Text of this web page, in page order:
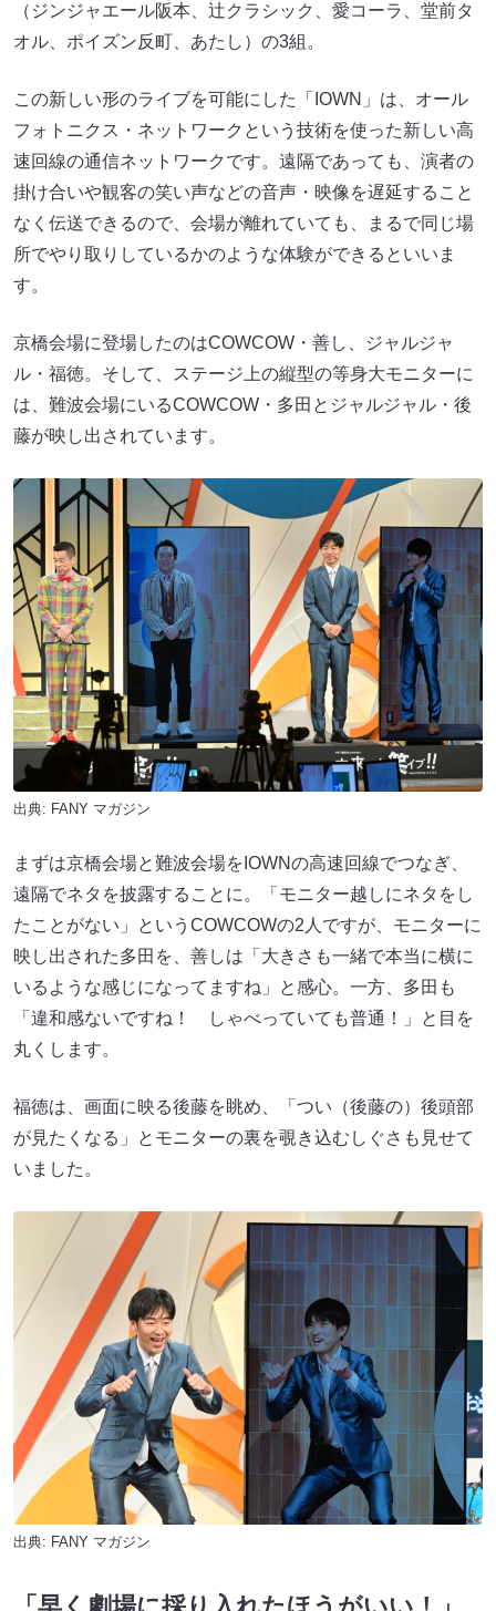
（ジンジャエール阪本、辻クラシック、愛コーラ、堂前タ
オル、ポイズン反町、あたし）の3組。
この新しい形のライブを可能にした「IOWN」は、オール
フォトニクス・ネットワークという技術を使った新しい高
速回線の通信ネットワークです。遠隔であっても、演者の
掛け合いや観客の笑い声などの音声・映像を遅延すること
なく伝送できるので、会場が離れていても、まるで同じ場
所でやり取りしているかのような体験ができるといいま
す。
京橋会場に登場したのはCOWCOW・善し、ジャルジャ
ル・福徳。そして、ステージ上の縦型の等身大モニターに
は、難波会場にいるCOWCOW・多田とジャルジャル・後
藤が映し出されています。
出典: FANY マガジン
まずは京橋会場と難波会場をIOWNの高速回線でつなぎ、
遠隔でネタを披露することに。「モニター越しにネタをし
たことがない」というCOWCOWの2人ですが、モニターに
映し出された多田を、善しは「大きさも一緒で本当に横に
いるような感じになってますね」と感心。一方、多田も
「違和感ないですね！ しゃべっていても普通！」と目を
丸くします。
福徳は、画面に映る後藤を眺め、「つい（後藤の）後頭部
が見たくなる」とモニターの裏を覗き込むしぐさも見せて
いました。
出典: FANY マガジン